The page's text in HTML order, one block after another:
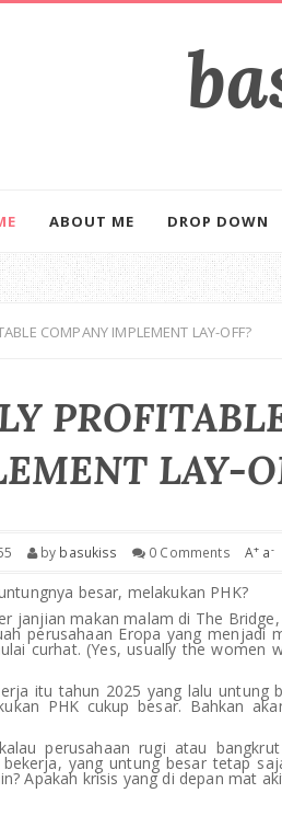
ABOUT ME DROP DOWN
COMPANY IMPLEMENT LAY-OFF?
LAY-
by basukiss 0 Comments A+ a-
besar, melakukan PHK?
janjian makan malam di The
perusahaan Eropa yang menjadi
curhat. (Yes, usually the
itu tahun 2025 yang lalu untung
PHK cukup besar. Bahkan
perusahaan rugi atau
yang untung besar tetap
Apakah krisis yang di depan mat